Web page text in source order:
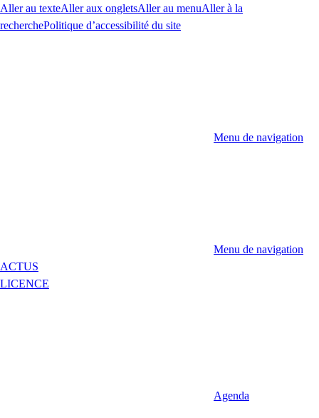
Aller au texteAller aux ongletsAller au menuAller à la
recherchePolitique d’accessibilité du site
Menu de navigation
Menu de navigation
ACTUS
LICENCE
Agenda